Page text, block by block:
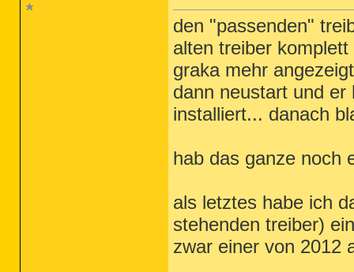
den "passenden"
alten treiber
graka mehr
dann neustart und
installiert... danach
hab das ganze noch
als letztes habe ich
stehenden treiber)
zwar einer von 2012